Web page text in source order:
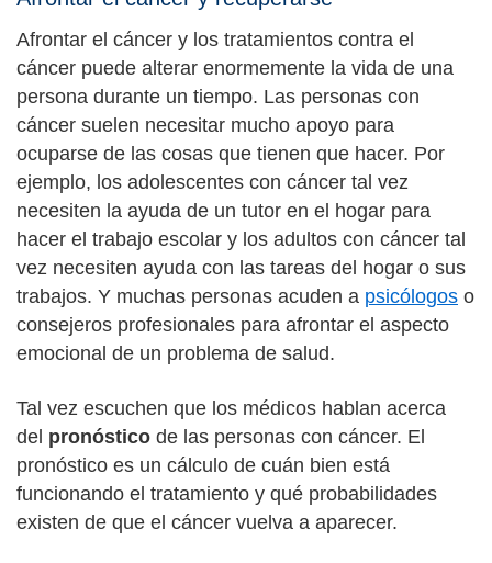
Afrontar el cáncer y los tratamientos contra el
cáncer puede alterar enormemente la vida de una
persona durante un tiempo. Las personas con
cáncer suelen necesitar mucho apoyo para
ocuparse de las cosas que tienen que hacer. Por
ejemplo, los adolescentes con cáncer tal vez
necesiten la ayuda de un tutor en el hogar para
hacer el trabajo escolar y los adultos con cáncer tal
vez necesiten ayuda con las tareas del hogar o sus
trabajos. Y muchas personas acuden a psicólogos o
consejeros profesionales para afrontar el aspecto
emocional de un problema de salud.
Tal vez escuchen que los médicos hablan acerca
del pronóstico de las personas con cáncer. El
pronóstico es un cálculo de cuán bien está
funcionando el tratamiento y qué probabilidades
existen de que el cáncer vuelva a aparecer.